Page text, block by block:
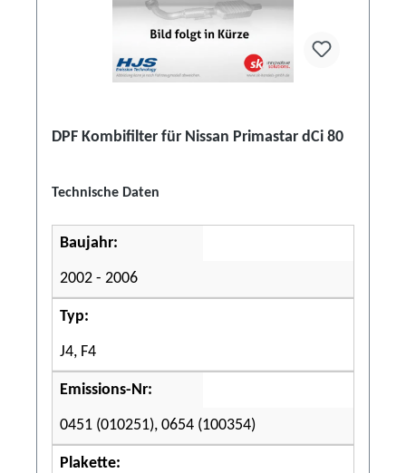
DPF Kombifilter für Nissan Primastar dCi 80
Technische Daten
Baujahr:
2002 - 2006
Typ:
J4, F4
Emissions-Nr:
0451 (010251), 0654 (100354)
Plakette: